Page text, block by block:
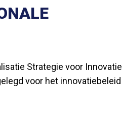
Strategie voor Innovatie
voor het innovatiebeleid